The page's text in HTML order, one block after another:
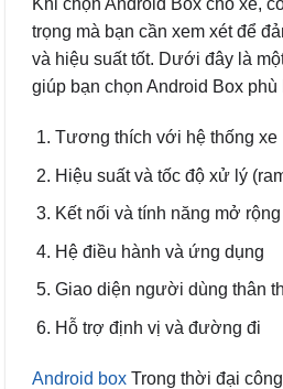
Khi chọn Android Box cho xe,
trọng mà bạn cần xem xét để
và hiệu suất tốt. Dưới đây là
giúp bạn chọn Android Box
Tương thích với hệ thống xe
Hiệu suất và tốc độ xử lý
Kết nối và tính năng mở rộng
Hệ điều hành và ứng dụng
Giao diện người dùng thân
Hỗ trợ định vị và đường đi
Android box Trong thời đại